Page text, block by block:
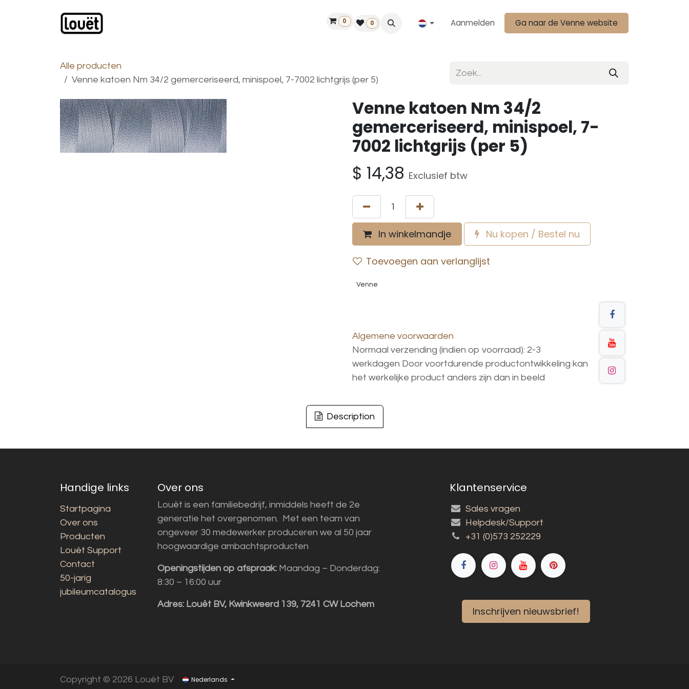
Vind een dealer
0 0 Aanmelden Ga naar de Venne website
Alle producten
Venne katoen Nm 34/2 gemerceriseerd, minispoel, 7-7002 lichtgrijs (per 5)
Venne katoen Nm 34/2
gemerceriseerd, minispoel, 7-
7002 lichtgrijs (per 5)
$ 14,38 Exclusief btw
In winkelmandje Nu kopen / Bestel nu
Toevoegen aan verlanglijst
Venne
Algemene voorwaarden
Normaal verzending (indien op voorraad): 2-3
werkdagen Door voortdurende productontwikkeling kan
het werkelijke product anders zijn dan in beeld
Description
Handige links
Startpagina
Over ons
Producten
Louët Support
Contact
50-jarig
jubileumcatalogus
Over ons
Louët is een familiebedrijf, inmiddels heeft de 2e
generatie het overgenomen. Met een team van
ongeveer 30 medewerker produceren we al 50 jaar
hoogwaardige ambachtsproducten
Openingstijden op afspraak: Maandag – Donderdag:
8:30 – 16:00 uur
Adres: Louët BV, Kwinkweerd 139, 7241 CW Lochem
Klantenservice
Sales vragen
Helpdesk/Support
+31 (0)573 252229
Inschrijven nieuwsbrief!
Copyright © 2026 Louët BV Nederlands